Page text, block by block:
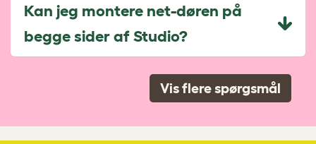
Kan jeg montere net-døren på
begge sider af Studio?
Vis flere spørgsmål